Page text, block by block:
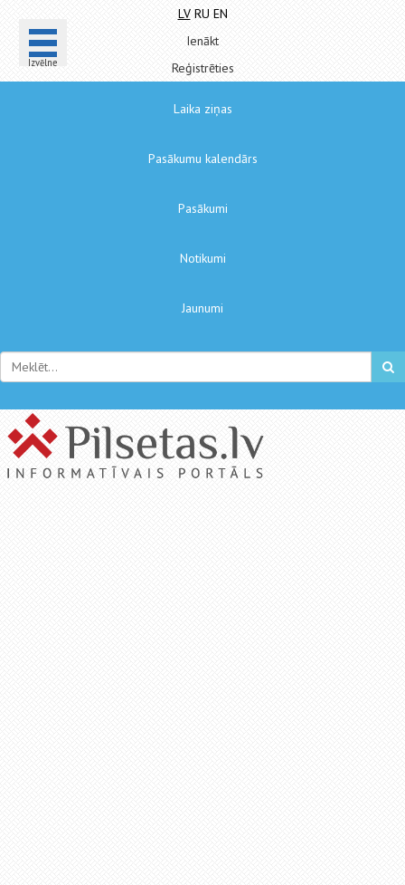
Izvēlne
LV RU EN
Ienākt
Reģistrēties
Laika ziņas
Pasākumu kalendārs
Pasākumi
Notikumi
Jaunumi